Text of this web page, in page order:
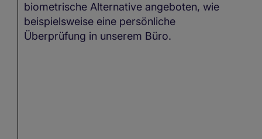
biometrische Alternative angeboten, wie
beispielsweise eine persönliche
Überprüfung in unserem Büro.